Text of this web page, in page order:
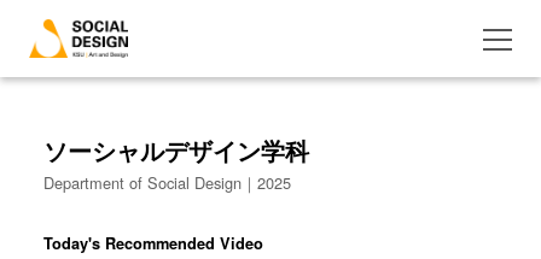
ソーシャルデザイン学科
Department of Social Design｜2025
Today's Recommended Video